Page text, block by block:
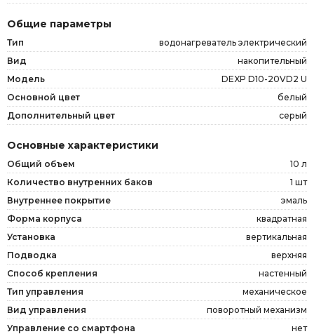
Общие параметры
Тип
водонагреватель электрический
Вид
накопительный
Модель
DEXP D10-20VD2 U
Основной цвет
белый
Дополнительный цвет
серый
Основные характеристики
Общий объем
10 л
Количество внутренних баков
1 шт
Внутреннее покрытие
эмаль
Форма корпуса
квадратная
Установка
вертикальная
Подводка
верхняя
Способ крепления
настенный
Тип управления
механическое
Вид управления
поворотный механизм
Управление со смартфона
нет